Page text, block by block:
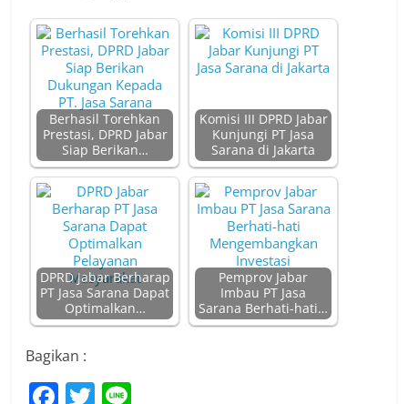
Berhasil Torehkan
Prestasi, DPRD Jabar
Siap Berikan…
Komisi III DPRD Jabar
Kunjungi PT Jasa
Sarana di Jakarta
DPRD Jabar Berharap
PT Jasa Sarana Dapat
Optimalkan…
Pemprov Jabar
Imbau PT Jasa
Sarana Berhati-hati…
Bagikan :